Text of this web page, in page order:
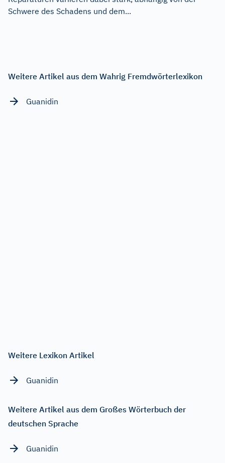
Schwere des Schadens und dem...
Weitere Artikel aus dem Wahrig Fremdwörterlexikon
Guanidin
Weitere Lexikon Artikel
Guanidin
Weitere Artikel aus dem Großes Wörterbuch der
deutschen Sprache
Guanidin